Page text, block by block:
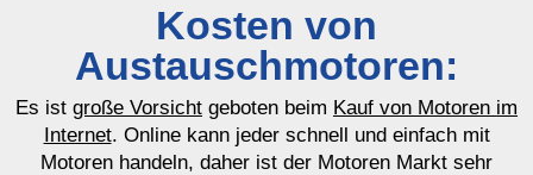
Kosten von
Austauschmotoren:
Es ist große Vorsicht geboten beim Kauf von Motoren im
Internet. Online kann jeder schnell und einfach mit
Motoren handeln, daher ist der Motoren Markt sehr